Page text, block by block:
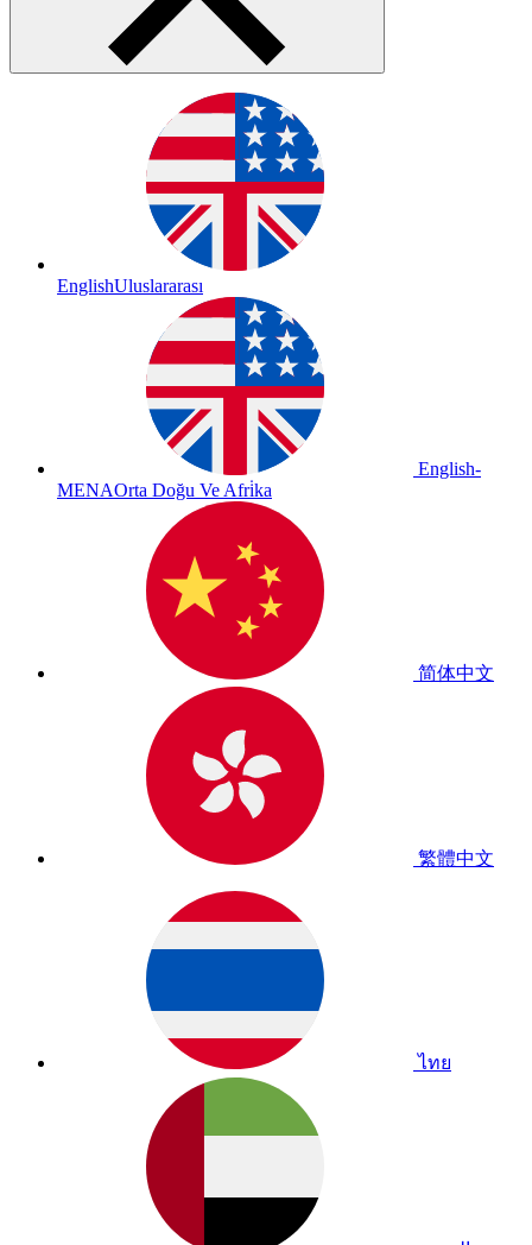
EnglishUluslararası
English-
MENAOrta Doğu Ve Afri̇ka
简体中文
繁體中文
ไทย